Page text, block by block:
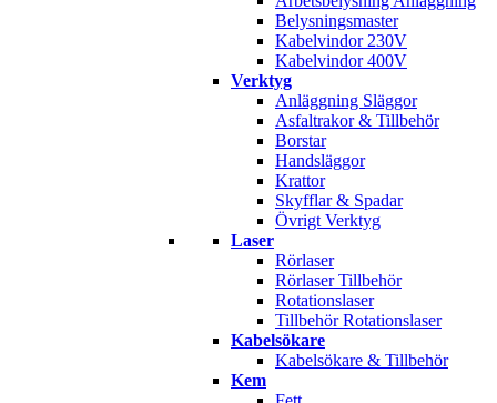
Belysningsmaster
Kabelvindor 230V
Kabelvindor 400V
Verktyg
Anläggning Släggor
Asfaltrakor & Tillbehör
Borstar
Handsläggor
Krattor
Skyfflar & Spadar
Övrigt Verktyg
Laser
Rörlaser
Rörlaser Tillbehör
Rotationslaser
Tillbehör Rotationslaser
Kabelsökare
Kabelsökare & Tillbehör
Kem